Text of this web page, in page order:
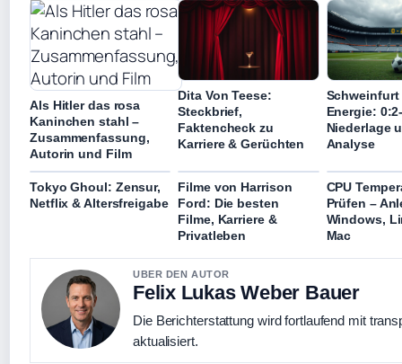
Als Hitler das rosa
Kaninchen stahl –
Zusammenfassung,
Autorin und Film
Dita Von Teese:
Steckbrief,
Faktencheck zu
Karriere & Gerüchten
Schweinfurt
Energie:
Niederlage
Analyse
Tokyo Ghoul: Zensur,
Netflix & Altersfreigabe
Filme von Harrison
Ford: Die besten
Filme, Karriere &
Privatleben
CPU
Prüfen –
Windows,
Mac
UBER DEN AUTOR
Felix Lukas Weber Bauer
Die Berichterstattung wird fortlaufend mit
aktualisiert.